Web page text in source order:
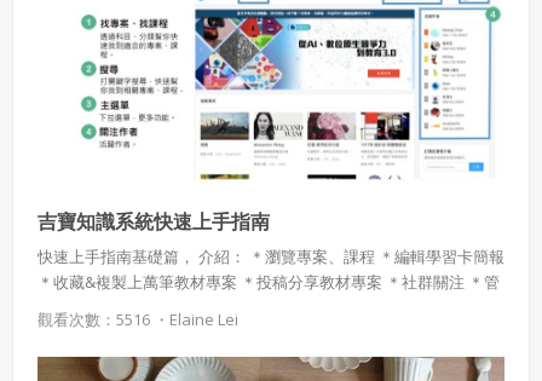
吉寶知識系統快速上手指南
快速上手指南基礎篇， 介紹： ＊瀏覽專案、課程 ＊編輯學習卡簡報
＊收藏&複製上萬筆教材專案 ＊投稿分享教材專案 ＊社群關注 ＊管
理個人頁面 ＊寄送專案 ＊建立課程 供各位參考！也可以下載高清版
使用手冊喔！
觀看次數：5516 ・ Elaine Lei
使用 Facebook 帳號註冊